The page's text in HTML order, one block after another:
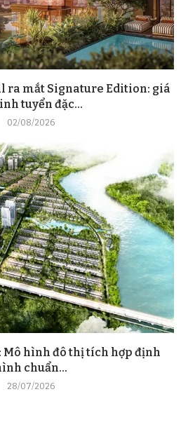
ra mắt Signature Edition: giá
tuyển đặc...
02/08/2026
hình đô thị tích hợp định
chuẩn...
28/07/2026